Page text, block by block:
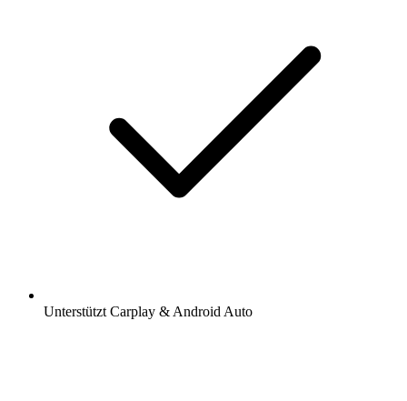
Unterstützt Carplay & Android Auto